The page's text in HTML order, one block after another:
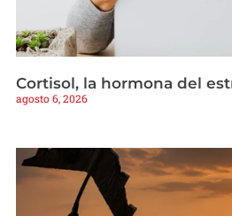
Cortisol, la hormona del
agosto 6, 2026